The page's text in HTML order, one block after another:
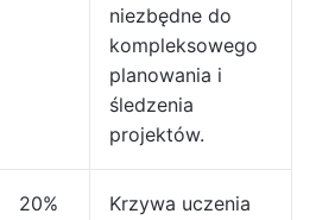
niezbędne do
kompleksowego
planowania i
śledzenia
projektów.
20%
Krzywa uczenia